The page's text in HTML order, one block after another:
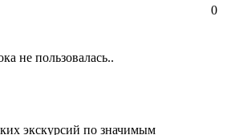
0
не пользовалась..
экскурсий по значимым